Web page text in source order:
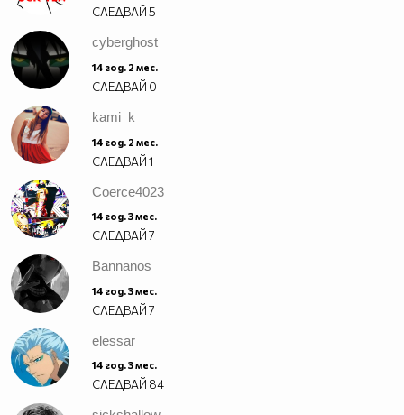
СЛЕДВАЙ5
cyberghost
14 год. 2 мес.
СЛЕДВАЙ 0
kami_k
14 год. 2 мес.
СЛЕДВАЙ1
Coerce4023
14 год. 3 мес.
СЛЕДВАЙ7
Bannanos
14 год. 3 мес.
СЛЕДВАЙ7
elessar
14 год. 3 мес.
СЛЕДВАЙ 84